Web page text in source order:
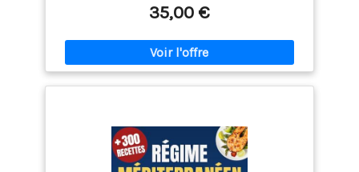
35,00 €